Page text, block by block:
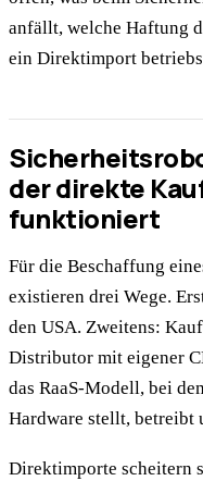
anfällt, welche Haftung
ein Direktimport
der direkte
funktioniert
Für die Beschaffung
existieren drei Wege.
den USA. Zweitens:
Distributor mit eigener
das RaaS-Modell, bei
Hardware stellt, betreibt
Direktimporte scheitern